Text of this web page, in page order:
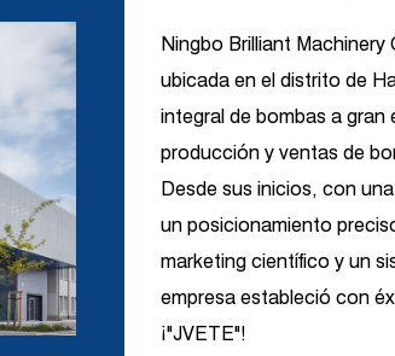
Ningbo Brilliant
ubicada en el distrito de
integral de bombas a
producción y ventas de
Desde sus inicios, con
un posicionamiento
marketing científico y un
empresa estableció con
¡"JVETE"!